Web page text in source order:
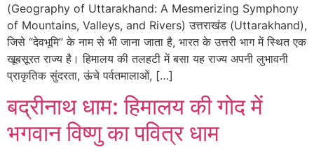
(Geography of Uttarakhand: A Mesmerizing Symphony
of Mountains, Valleys, and Rivers) उत्तराखंड (Uttarakhand),
जिसे “देवभूमि” के नाम से भी जाना जाता है, भारत के उत्तरी भाग में स्थित एक
खूबसूरत राज्य है। हिमालय की तलहटी में बसा यह राज्य अपनी लुभावनी
प्राकृतिक सुंदरता, ऊंचे पर्वतमालाओं, […]
बद्रीनाथ धाम: हिमालय की गोद में
भगवान विष्णु का पवित्र धाम